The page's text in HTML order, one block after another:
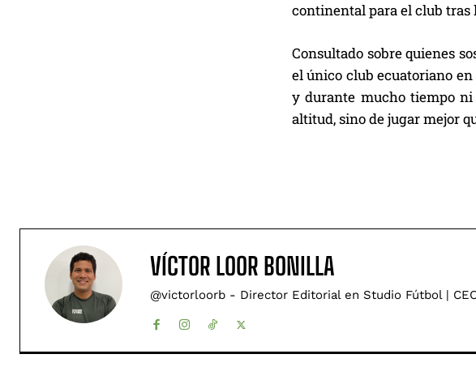
continental para el club tras
Consultado sobre quienes
el único club ecuatoriano
y durante mucho tiempo ni
altitud, sino de jugar mejor
VÍCTOR LOOR BONILLA
@victorloorb - Director Editorial en Studio Fútbol |